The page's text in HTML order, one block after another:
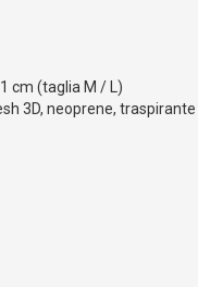
cm (taglia M /
)
3D, neoprene, traspirante